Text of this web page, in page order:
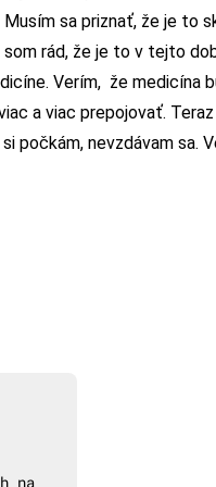
sa priznať, že je to
rád, že je to v tejto
Verím, že medicína
a viac prepojovať.
počkám, nevzdávam sa.
na